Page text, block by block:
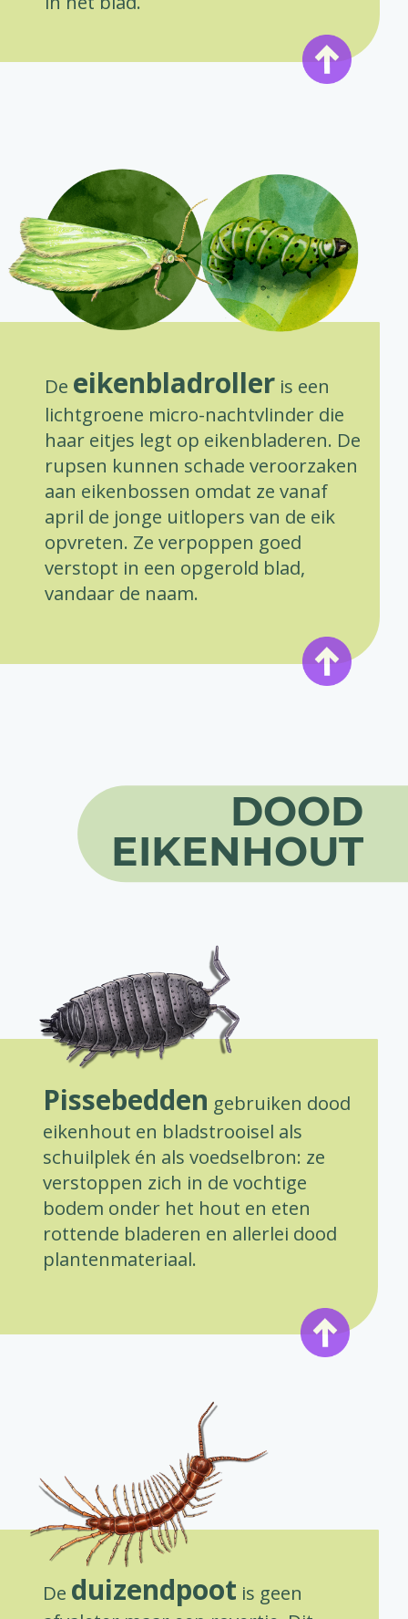
DOOD
EIKENHOUT
De duizendpoot is geen
Pissebedden gebruiken dood
eikenhout en bladstrooisel als
schuilplek én als voedselbron: ze
verstoppen zich in de vochtige
bodem onder het hout en eten
rottende bladeren en allerlei dood
plantenmateriaal.
De eikenbladroller is een
lichtgroene micro-nachtvlinder die
haar eitjes legt op eikenbladeren. De
rupsen kunnen schade veroorzaken
aan eikenbossen omdat ze vanaf
april de jonge uitlopers van de eik
opvreten. Ze verpoppen goed
verstopt in een opgerold blad,
vandaar de naam.